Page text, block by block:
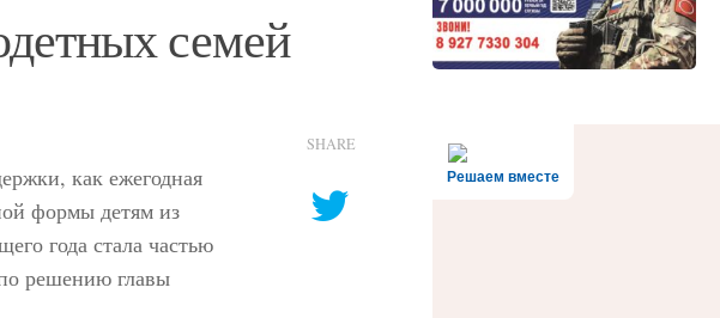
семей
как ежегодная
формы детям из
года стала частью
решению главы
SHARE
Решаем вместе